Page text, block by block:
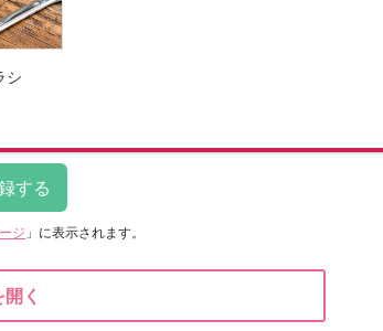
シ
ジ 」に表示されます。
く